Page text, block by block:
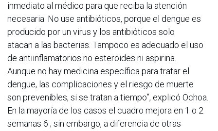
inmediato al médico para que reciba la atención
necesaria. No use antibióticos, porque el dengue es
producido por un virus y los antibióticos solo
atacan a las bacterias. Tampoco es adecuado el uso
de antiinflamatorios no esteroides ni aspirina.
Aunque no hay medicina específica para tratar el
dengue, las complicaciones y el riesgo de muerte
son prevenibles, si se tratan a tiempo”, explicó Ochoa.
En la mayoría de los casos el cuadro mejora en 1 o 2
semanas 6 ; sin embargo, a diferencia de otras